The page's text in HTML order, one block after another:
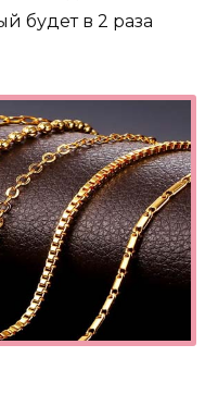
будет в 2 раза